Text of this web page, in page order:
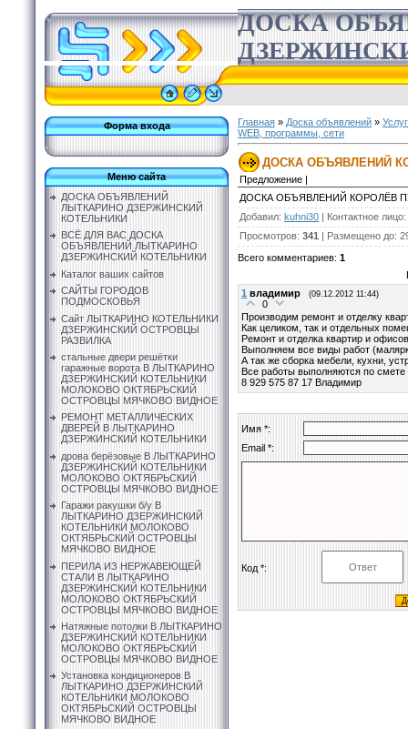
ДОСКА
Форма входа
Меню сайта
ДОСКА ОБЪЯВЛЕНИЙ
ЛЫТКАРИНО ДЗЕРЖИНСКИЙ
КОТЕЛЬНИКИ
ВСЁ ДЛЯ ВАС ДОСКА
ОБЪЯВЛЕНИЙ ЛЫТКАРИНО
ДЗЕРЖИНСКИЙ КОТЕЛЬНИКИ
Каталог ваших сайтов
САЙТЫ ГОРОДОВ
ПОДМОСКОВЬЯ
Сайт ЛЫТКАРИНО КОТЕЛЬНИКИ
ДЗЕРЖИНСКИЙ ОСТРОВЦЫ
РАЗВИЛКА
стальные двери решётки
гаражные ворота В ЛЫТКАРИНО
ДЗЕРЖИНСКИЙ КОТЕЛЬНИКИ
МОЛОКОВО ОКТЯБРЬСКИЙ
ОСТРОВЦЫ МЯЧКОВО ВИДНОЕ
РЕМОНТ МЕТАЛЛИЧЕСКИХ
ДВЕРЕЙ В ЛЫТКАРИНО
ДЗЕРЖИНСКИЙ КОТЕЛЬНИКИ
дрова берёзовые В ЛЫТКАРИНО
ДЗЕРЖИНСКИЙ КОТЕЛЬНИКИ
МОЛОКОВО ОКТЯБРЬСКИЙ
ОСТРОВЦЫ МЯЧКОВО ВИДНОЕ
Гаражи ракушки б/у В
ЛЫТКАРИНО ДЗЕРЖИНСКИЙ
КОТЕЛЬНИКИ МОЛОКОВО
ОКТЯБРЬСКИЙ ОСТРОВЦЫ
МЯЧКОВО ВИДНОЕ
ПЕРИЛА ИЗ НЕРЖАВЕЮЩЕЙ
СТАЛИ В ЛЫТКАРИНО
ДЗЕРЖИНСКИЙ КОТЕЛЬНИКИ
МОЛОКОВО ОКТЯБРЬСКИЙ
ОСТРОВЦЫ МЯЧКОВО ВИДНОЕ
Натяжные потолки В ЛЫТКАРИНО
ДЗЕРЖИНСКИЙ КОТЕЛЬНИКИ
МОЛОКОВО ОКТЯБРЬСКИЙ
ОСТРОВЦЫ МЯЧКОВО ВИДНОЕ
Установка кондиционеров В
ЛЫТКАРИНО ДЗЕРЖИНСКИЙ
КОТЕЛЬНИКИ МОЛОКОВО
ОКТЯБРЬСКИЙ ОСТРОВЦЫ
МЯЧКОВО ВИДНОЕ
Главная » Доска объявлений »
WEB, программы, сети
ДОСКА ОБЪЯВЛЕНИЙ
Предложение |
ДОСКА ОБЪЯВЛЕНИЙ КОРОЛЁВ
Добавил: kuhni30 | Контактное лицо:
Просмотров: 341 | Размещено до:
Всего комментариев: 1
1 владимир (09.12.2012 11:44)
0
Производим ремонт и отделку
Как целиком, так и отдельных
Ремонт и отделка квартир и
Выполняем все виды работ
А так же сборка мебели, кухни,
Все работы выполняются по смете
8 929 575 87 17 Владимир
Имя *:
Email *:
Код *: